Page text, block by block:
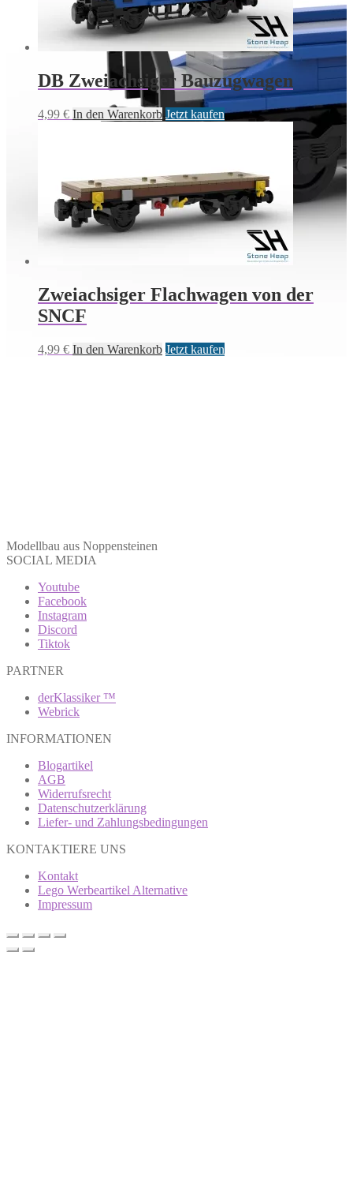
DB Zweiachsiger Bauzugwagen
4,99 € In den Warenkorb Jetzt kaufen
Zweiachsiger Flachwagen von der
SNCF
4,99 € In den Warenkorb Jetzt kaufen
Modellbau aus Noppensteinen
SOCIAL MEDIA
Youtube
Facebook
Instagram
Discord
Tiktok
PARTNER
derKlassiker ™
Webrick
INFORMATIONEN
Blogartikel
AGB
Widerrufsrecht
Datenschutzerklärung
Liefer- und Zahlungsbedingungen
KONTAKTIERE UNS
Kontakt
Lego Werbeartikel Alternative
Impressum